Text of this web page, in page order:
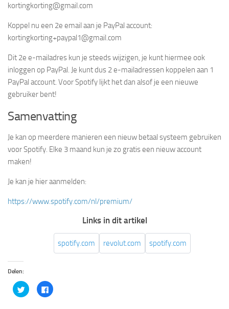
kortingkorting@gmail.com
Koppel nu een 2e email aan je PayPal account:
kortingkorting+paypal1@gmail.com
Dit 2e e-mailadres kun je steeds wijzigen, je kunt hiermee ook
inloggen op PayPal. Je kunt dus 2 e-mailadressen koppelen aan 1
PayPal account. Voor Spotify lijkt het dan alsof je een nieuwe
gebruiker bent!
Samenvatting
Je kan op meerdere manieren een nieuw betaal systeem gebruiken
voor Spotify. Elke 3 maand kun je zo gratis een nieuw account
maken!
Je kan je hier aanmelden:
https://www.spotify.com/nl/premium/
Links in dit artikel
spotify.com revolut.com spotify.com
Delen:
Klik
om
Klik
om